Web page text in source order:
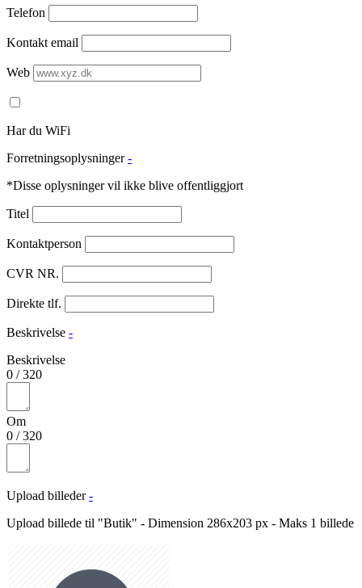
Telefon
Kontakt email
Web
Har du WiFi
Forretningsoplysninger -
*Disse oplysninger vil ikke blive offentliggjort
Titel
Kontaktperson
CVR NR.
Direkte tlf.
Beskrivelse -
Beskrivelse
0 /320
Om
0 /320
Upload billeder -
Upload billede til "Butik" - Dimension 286x203 px - Maks 1 billede